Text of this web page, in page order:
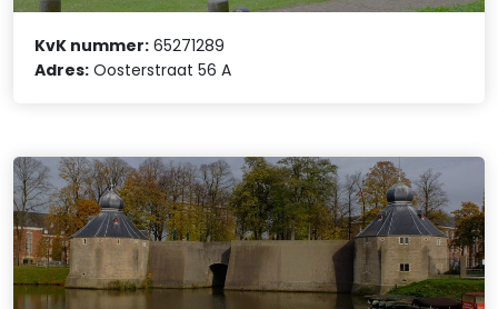
KvK nummer: 65271289
Adres: Oosterstraat 56 A